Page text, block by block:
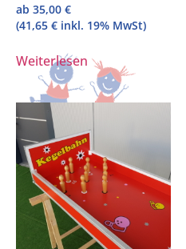
ab 35,00 €
(41,65 € inkl. 19% MwSt)
Weiterlesen